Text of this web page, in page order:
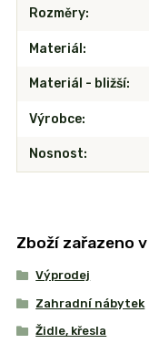
Rozměry
Materiál
Materiál - bližší
Výrobce
Nosnost
Zboží zařazeno
Výprodej
Zahradní nábytek
Židle, křesla